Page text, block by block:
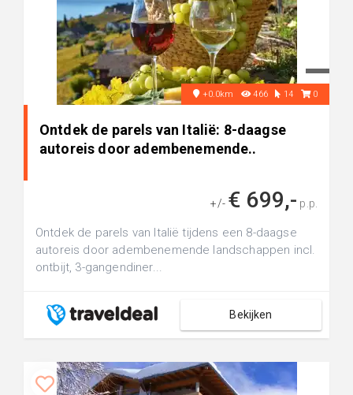
+0.0km 466 14 0
Ontdek de parels van Italië: 8-daagse
autoreis door adembenemende..
+/- € 699,- p.p.
Ontdek de parels van Italië tijdens een 8-daagse
autoreis door adembenemende landschappen incl.
ontbijt, 3-gangendiner...
Bekijken